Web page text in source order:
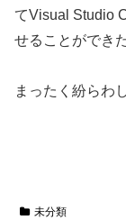
てVisual Studio
せることができ
まったく紛らわ
未分類